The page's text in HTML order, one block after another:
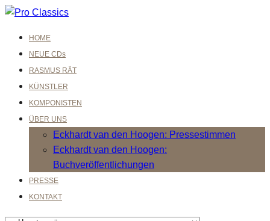
HOME
NEUE CDs
RASMUS RÄT
KÜNSTLER
KOMPONISTEN
ÜBER UNS
Eckhardt van den Hoogen: Pressestimmen
Eckhardt van den Hoogen:
Buchveröffentlichungen
PRESSE
KONTAKT